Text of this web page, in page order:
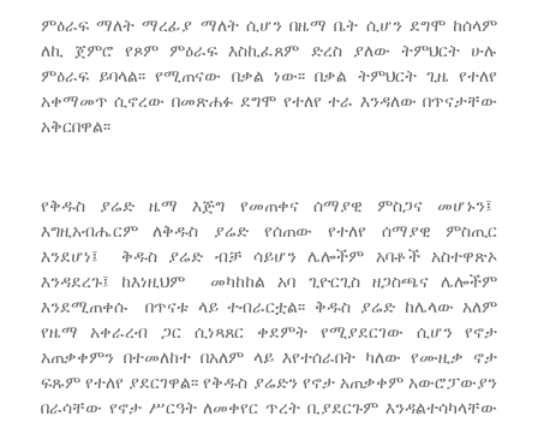
ምዕራፍ ማለት ማረፊያ ማለት ሲሆን በዜማ ቤት ሲሆን ደግሞ ከሰላም
ለኪ ጀምሮ የጾም ምዕራፍ እስኪፈጸም ድረስ ያለው ትምህርት ሁሉ
ምዕራፍ ይባላል፡፡ የሚጠናው በቃል ነው፡፡ በቃል ትምህርት ጊዜ የተለየ
አቀማመጥ ሲኖረው በመጽሐፉ ደግሞ የተለየ ተራ እንዳለው በጥናታቸው
አቅርበዋል፡፡
የቅዱስ ያሬድ ዜማ እጅግ የመጠቀና ሰማያዊ ምስጋና መሆኑን፤
እግዚአብሔርም ለቅዱስ ያሬድ የሰጠው የተለየ ሰማያዊ ምስጢር
እንደሆነ፤ ቅዱስ ያሬድ ብቻ ሳይሆን ሌሎችም አባቶች አስተዋጽኦ
እንዳደረጉ፤ ከእነዚህም መካከከል አባ ጊዮርጊስ ዘጋስጫና ሌሎችም
እንደሚጠቀሱ በጥናቱ ላይ ተብራርቷል፡፡ ቅዱስ ያሬድ ከሌላው አለም
የዜማ አቀራረብ ጋር ሲነጻጸር ቀደምት የሚያደርገው ሲሆን የኖታ
አጠቃቀምን በተመለከተ በአለም ላይ እየተሰራበት ካለው የሙዚቃ ኖታ
ፍጹም የተለየ ያደርገዋል፡፡ የቅዱስ ያሬድን የኖታ አጠቃቀም አውሮፓውያን
በራሳቸው የኖታ ሥርዓት ለመቀየር ጥረት ቢያደርጉም እንዳልተሳካላቸው